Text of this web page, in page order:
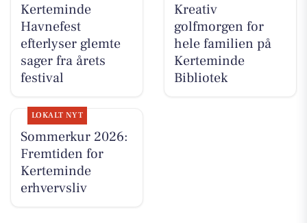
Kerteminde
Havnefest
efterlyser glemte
sager fra årets
festival
Kreativ
golfmorgen for
hele familien på
Kerteminde
Bibliotek
LOKALT NYT
Sommerkur 2026:
Fremtiden for
Kerteminde
erhvervsliv